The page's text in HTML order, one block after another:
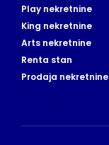
Play nekretnine
King nekretnine
Arts nekretnine
Renta stan
Prodaja nekretnine